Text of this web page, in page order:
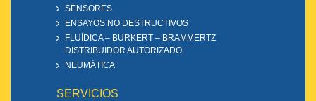
SENSORES
ENSAYOS NO DESTRUCTIVOS
FLUÍDICA – BURKERT – BRAMMERTZ
DISTRIBUIDOR AUTORIZADO
NEUMÁTICA
SERVICIOS